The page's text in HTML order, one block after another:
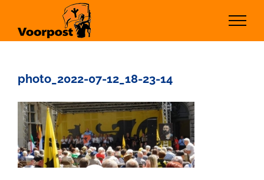
inhoud
photo_2022-07-12_18-23-14